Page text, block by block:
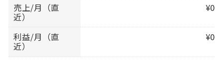
売上/月（直
近）
¥0
利益/月（直
近）
¥0